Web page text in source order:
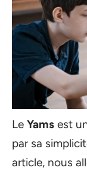
Le Yams est
par sa
article, nous